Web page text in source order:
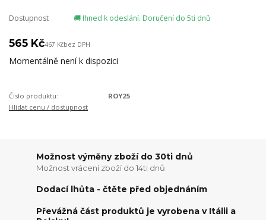
Dostupnost 🚚 Ihned k odeslání. Doručení do 5ti dnů
565 Kč467 Kčbez DPH
Momentálně není k dispozici
Číslo produktu:
ROY25
Hlídat cenu / dostupnost
Možnost výměny zboží do 30ti dnů
Možnost vrácení zboží do 14ti dnů
Dodací lhůta - čtěte před objednáním
Převážná část produktů je vyrobena v Itálii a